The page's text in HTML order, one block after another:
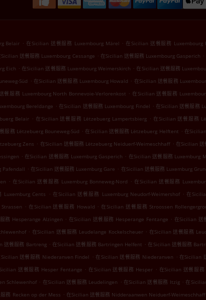
Belair . 在Sicilian 送餐服務 Luxembourg Märel . 在Sicilian 送餐服務 Luxembourg
Sicilian 送餐服務 Luxembourg Cessange . 在Sicilian 送餐服務 Luxembourg Gasperich .
Eich . 在Sicilian 送餐服務 Luxembourg Weimerskirch . 在Sicilian 送餐服務
Süd . 在Sicilian 送餐服務 Luxembourg Howald . 在Sicilian 送餐服務
餐服務 Luxembourg North Bonnevoie-Verlorenkost . 在Sicilian 送餐服務
Bereldange . 在Sicilian 送餐服務 Luxembourg Findel . 在Sicilian 送餐服務
Belair . 在Sicilian 送餐服務 Lëtzebuerg Lampertsbierg . 在Sicilian 送餐服務
服務 Lëtzebuerg Bouneweg-Süd . 在Sicilian 送餐服務 Lëtzebuerg Helftent . 在
Zens . 在Sicilian 送餐服務 Lëtzebuerg Neiduerf-Weimeschhaff . 在Sicilian
. 在Sicilian 送餐服務 Luxemburg Gasperich . 在Sicilian 送餐服務 Luxemburg
Pafendall . 在Sicilian 送餐服務 Luxemburg Gare . 在Sicilian 送餐服務 Luxemburg
. 在Sicilian 送餐服務 Luxemburg Bonneweg-Nord . 在Sicilian 送餐服務
Luxemburg Cents . 在Sicilian 送餐服務 Luxemburg Neudorf-Weimershof . 在
. 在Sicilian 送餐服務 Howald . 在Sicilian 送餐服務 Stroossen
務 Hesperange Alzingen . 在Sicilian 送餐服務 Hesperange Fentange . 在Sicilian 送
. 在Sicilian 送餐服務 Leudelange Kockelscheuer . 在Sicilian 送餐服務
送餐服務 Bartreng . 在Sicilian 送餐服務 Bartringen Helfent . 在Sicilian 送餐服務
Sicilian 送餐服務 Niederanven Findel . 在Sicilian 送餐服務 Niederanven . 在Sicilian
送餐服務 Hesper Fentange . 在Sicilian 送餐服務 Hesper . 在Sicilian 送餐服
Schlewenhof . 在Sicilian 送餐服務 Leudelingen . 在Sicilian 送餐服務 Itzig . 在
務 Recken op der Mess . 在Sicilian 送餐服務 Nidderaanwen Neiduerf-Weimeschhaff